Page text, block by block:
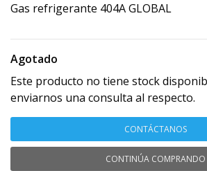
Gas refrigerante 404A GLOBAL
Agotado
Este producto no tiene stock
enviarnos una consulta al respecto.
CONTÁCTANOS
CONTINÚA COMPRANDO